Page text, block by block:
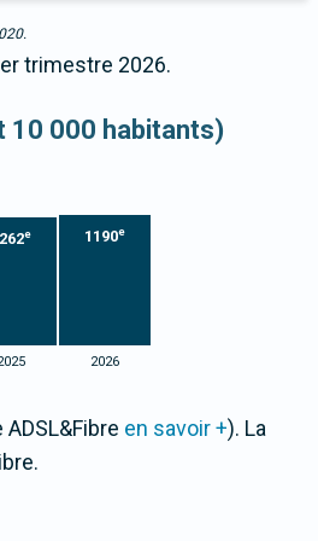
trimestre 2026.
10 000 habitants)
e 1190e
2026
en savoir +). La